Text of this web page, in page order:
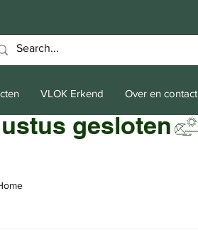
VLOK Erkend Over en contact